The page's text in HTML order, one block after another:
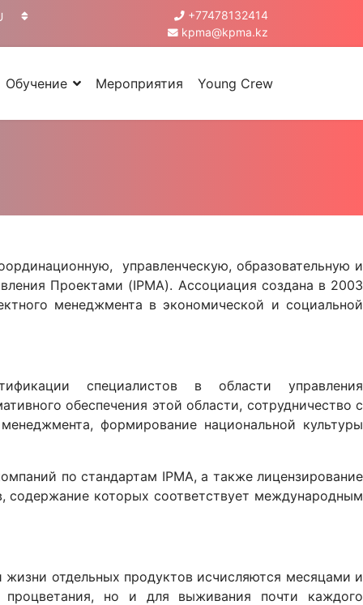
+77478132414
kpma@kpma.kz
Обучение Мероприятия Young Crew
управленческую, образовательную и
Проектами (IPMA). Ассоциация создана в 2003
менеджмента в экономической и социальной
специалистов в области управления
обеспечения этой области, сотрудничество с
формирование национальной культуры
по стандартам IPMA, а также лицензирование
содержание которых соответствует международным
отдельных продуктов исчисляются месяцами и
но и для выживания почти каждого